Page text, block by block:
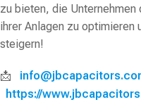
zu bieten, die
ihrer Anlagen zu optimieren
steigern!
📩
https://